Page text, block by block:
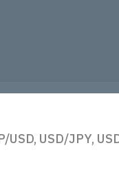
USD, USD/JPY,